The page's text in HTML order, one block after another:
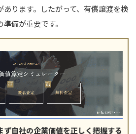
あります。したがって、有償譲渡を検
備が重要です。
ず自社の企業価値を正しく把握する